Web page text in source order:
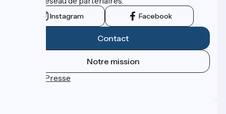
Instagram Facebook
Contact
Notre mission
Espace Presse